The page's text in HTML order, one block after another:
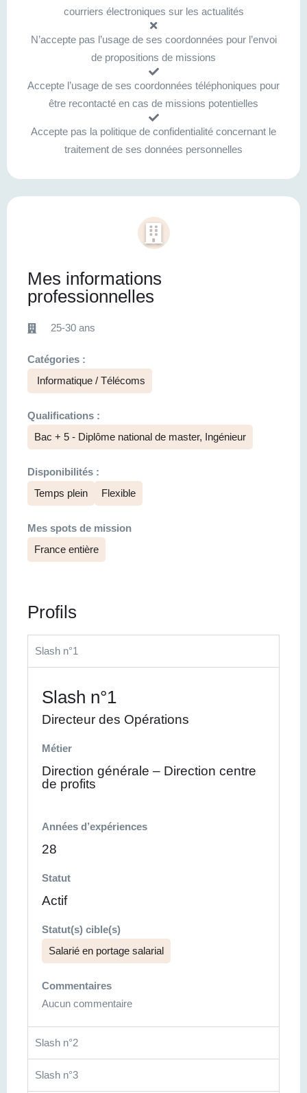
courriers électroniques sur les actualités
N’accepte pas l’usage de ses coordonnées pour l’envoi
de propositions de missions
Accepte l’usage de ses coordonnées téléphoniques pour
être recontacté en cas de missions potentielles
Accepte pas la politique de confidentialité concernant le
traitement de ses données personnelles
Mes informations
professionnelles
25-30 ans
Catégories :
Informatique / Télécoms
Qualifications :
Bac + 5 - Diplôme national de master, Ingénieur
Disponibilités :
Temps plein
Flexible
Mes spots de mission
France entière
Profils
Slash n°1
Slash n°1
Directeur des Opérations
Métier
Direction générale – Direction centre
de profits
Années d’expériences
28
Statut
Actif
Statut(s) cible(s)
Salarié en portage salarial
Commentaires
Aucun commentaire
Slash n°2
Slash n°3